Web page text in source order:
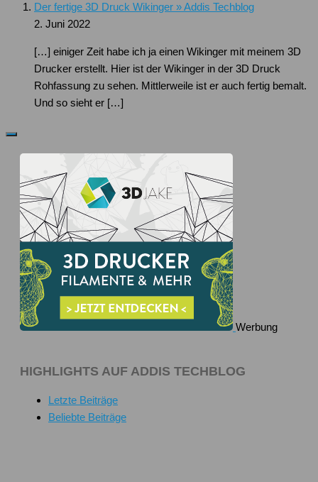
Der fertige 3D Druck Wikinger » Addis Techblog
2. Juni 2022
[…] einiger Zeit habe ich ja einen Wikinger mit meinem 3D
Drucker erstellt. Hier ist der Wikinger in der 3D Druck
Rohfassung zu sehen. Mittlerweile ist er auch fertig bemalt.
Und so sieht er […]
Werbung
HIGHLIGHTS AUF ADDIS TECHBLOG
Letzte Beiträge
Beliebte Beiträge